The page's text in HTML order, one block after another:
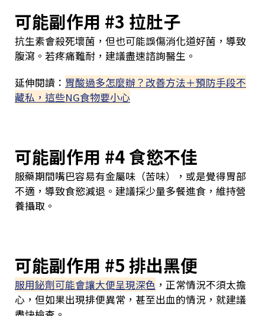
可能副作用 #3 拉肚子
抗生素會殺死壞菌，但也可能誤傷消化道好菌，導致
腹瀉。若疼痛難耐，建議盡速諮詢醫生。
延伸閱讀： 胃酸過多怎麼辦？改善方法＋預防手段不
藏私，這些NG食物要小心
可能副作用 #4 食慾不佳
服藥期間嘴巴容易有金屬味（苦味），或是覺得胃部
不適，導致食慾減退。建議採少量多餐進食，維持營
養攝取。
可能副作用 #5 排出黑便
服用鉍劑可能會讓大便呈現深色 ，正常情況不須太擔
心，但如果出現排便異常，甚至出血的情況，就建議